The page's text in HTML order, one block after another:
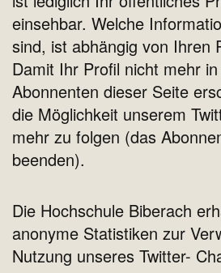
einsehbar. Welche
sind, ist abhängig von Ihren
Damit Ihr Profil nicht mehr
Abonnenten dieser Seite
die Möglichkeit unserem
mehr zu folgen (das
beenden).
Die Hochschule Biberach
anonyme Statistiken zur
Nutzung unseres Twitter-